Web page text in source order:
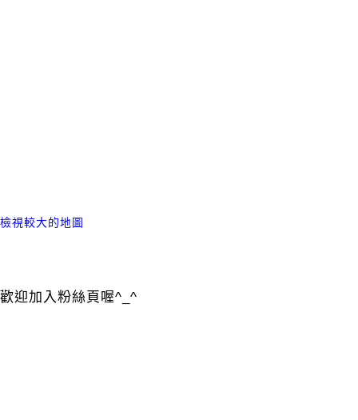
檢視較大的地圖
歡迎加入粉絲頁喔^_^